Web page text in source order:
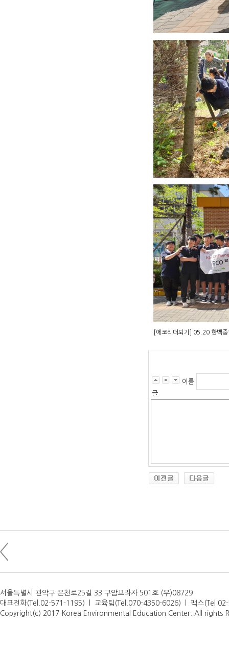
[에코리더되기] 05.20 한백중
이름
글
서울특별시 관악구 은천로25길 33 구암프라자 501호 (우)08729
대표전화(Tel.02-571-1195) l 교육팀(Tel.070-4350-6026) l 팩스
Copyright(c) 2017 Korea Environmental Education Center. All rights